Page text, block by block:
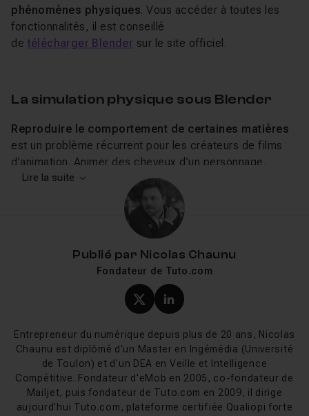
phénomènes physiques. Vous accéder à toutes les
fonctionnalités, il est conseillé
de télécharger Blender sur le site officiel.
La simulation physique sous Blender
Reproduire le comportement de certaines matières
est un problème récurrent pour les créateurs de films
d’animation. Animer des cheveux d’un personnage,
simuler une vague ou créer un drapeau font partie de ce
casse-tête. Afin de leur simplifier la vie,
dispose, de façon native, d’une suite complète d’outils
qui permettent de reproduire le comportement de
Particle Systemspermet de reproduire le
comportement d’entités telles que la fumée, l’herbe, les
cheveux et les troupeaux. Cet outil inclut un sous-
, qui permet de simuler des
pilosités telles que la fourrure, les cheveux, l’herbe, les
poils et les piquants. Les objets souples et déformables
peuvent être simulés grâce àSoft Bodies. Pour la
simulation de liquides et de gaz, il faut recourir à l’outil
Fluids.
Lire la suite
Publié par Nicolas Chaunu
Fondateur de Tuto.com
Profil X (twitter) de
Profil LinkedIn de
Entrepreneur du numérique depuis plus de 20 ans, Nicolas
Chaunu est diplômé d'un Master en Ingémédia (Université
de Toulon) et d'un DEA en Veille et Intelligence
Compétitive. Fondateur d'eMob en 2005, co-fondateur de
Mailjet, puis fondateur de Tuto.com en 2009, il dirige
aujourd'hui Tuto.com, plateforme certifiée Qualiopi forte